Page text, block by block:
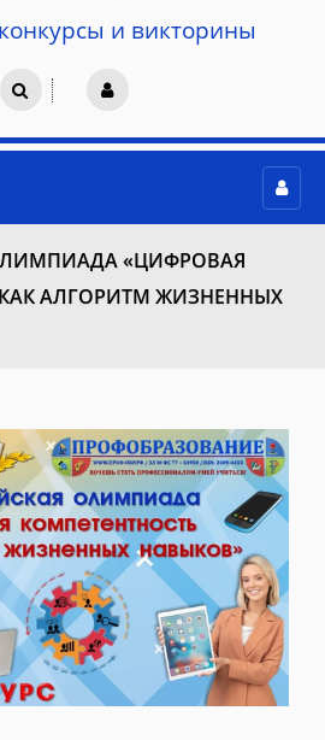
и викторины
«ЦИФРОВАЯ
АЛГОРИТМ ЖИЗНЕННЫХ